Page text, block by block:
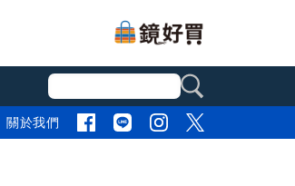
關於我們